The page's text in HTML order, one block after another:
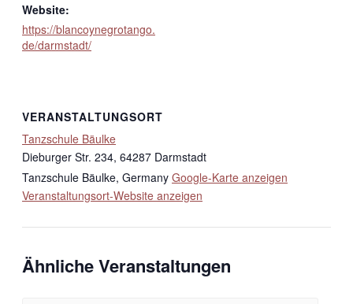
Website:
https://blancoynegrotango.
de/darmstadt/
VERANSTALTUNGSORT
Tanzschule Bäulke
Dieburger Str. 234, 64287 Darmstadt
Tanzschule Bäulke, Germany Google-Karte anzeigen
Veranstaltungsort-Website anzeigen
Ähnliche Veranstaltungen